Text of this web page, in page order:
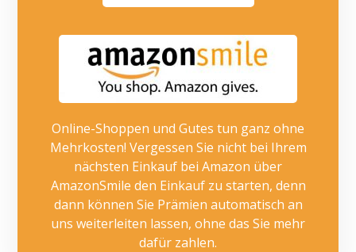
Online-Shoppen und Gutes tun ganz ohne
Mehrkosten! Vergessen Sie nicht bei Ihrem
nächsten Einkauf bei Amazon über
AmazonSmile den Einkauf zu starten, denn
dann können Sie Prämien automatisch an
uns weiterleiten lassen, ohne das Sie mehr
dafür zahlen.